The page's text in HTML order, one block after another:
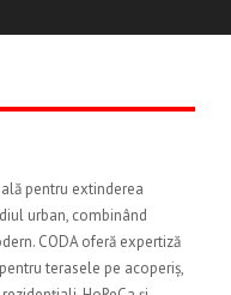
pentru extinderea
urban, combinând
CODA oferă expertiză
terasele pe acoperiș,